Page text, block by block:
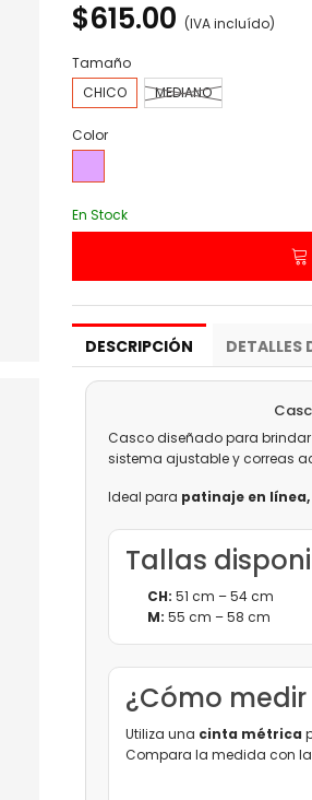
$615.00 (IVA incluído)
Tamaño
CHICO
MEDIANO
Color
En Stock
DESCRIPCIÓN DETALLES
Casco diseñado para brindar
sistema ajustable y correas
Ideal para patinaje en
Tallas
CH: 51 cm – 54 cm
M: 55 cm – 58 cm
¿Cómo
Utiliza una cinta métrica
Compara la medida con